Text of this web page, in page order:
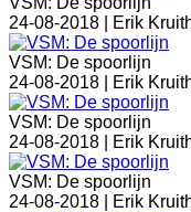
24-08-2018 |
Erik
VSM: De spoorlijn
24-08-2018 |
Erik
VSM: De spoorlijn
24-08-2018 |
Erik
VSM: De spoorlijn
24-08-2018 |
Erik